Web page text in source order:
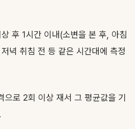
후 1시간 이내(소변을 본 후, 아침
녁 취침 전 등 같은 시간대에 측정
로 2회 이상 재서 그 평균값을 기